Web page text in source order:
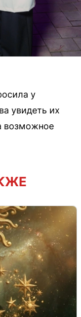
у
увидеть их
возможное